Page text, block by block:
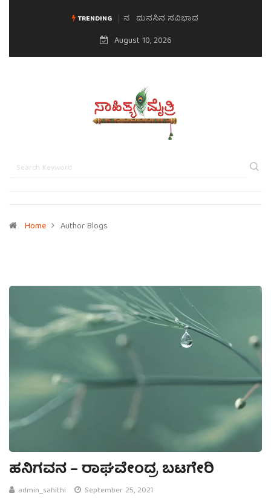
TRENDING ಮನಸಿನ ಸವಿಭಾವ
August 10, 2026
Home Author Blogs
ಹನಿಗವನ – ರಾಘವೇಂದ್ರ ಬಟಗೇರಿ
admin_sahithi September 25, 2021